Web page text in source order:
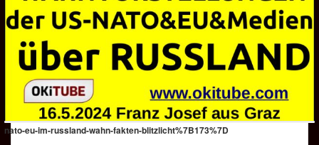
nato-eu-im-russland-wahn-fakten-blitzlicht%7B173%7D